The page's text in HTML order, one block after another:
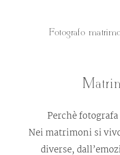
Fotografo
Perchè
Nei matrimoni si
diverse,